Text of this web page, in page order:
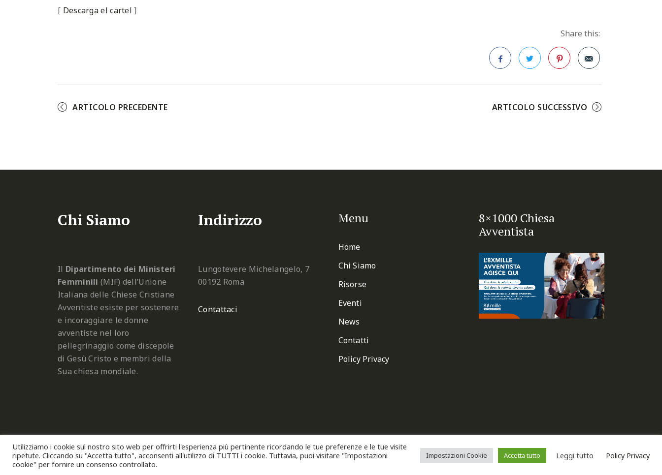
[ Descarga el cartel ]
Share this:
FacebookTwitterPinterest
ARTICOLO PRECEDENTE ARTICOLO SUCCESSIVO
Chi Siamo
Il Dipartimento dei Ministeri
Femminili (MIF) dell’Unione
Italiana delle Chiese Cristiane
Avventiste esiste per sostenere
e incoraggiare le donne
avventiste nel loro
pellegrinaggio come discepole
di Gesù Cristo e membri della
Sua chiesa mondiale.
Indirizzo
Lungotevere Michelangelo, 7
00192 Roma
Contattaci
Menu
Home
Chi Siamo
Risorse
Eventi
News
Contatti
Policy Privacy
8×1000 Chiesa
Avventista
Copyright © 2026 Unione Italiana Chiese Cristiane Avventiste del Settimo Giorno. Tutti i diritti riservati.
Utilizziamo i cookie sul nostro sito web per offrirti l'esperienza più pertinente ricordando le tue preferenze e le tue visite
ripetute. Cliccando su "Accetta tutto", acconsenti all'utilizzo di TUTTI i cookie. Tuttavia, puoi visitare "Impostazioni
cookie" per fornire un consenso controllato.
Impostazioni Cookie Accetta tutto Leggi tutto Policy Privacy